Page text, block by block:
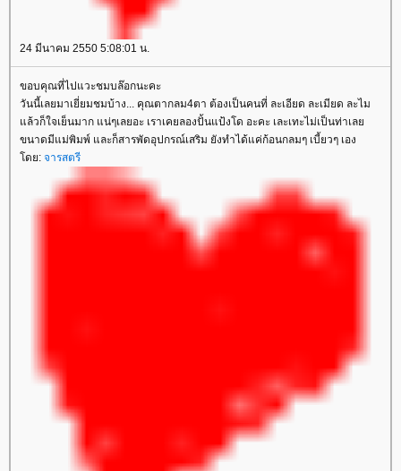
24 มีนาคม 2550 5:08:01 น.
ขอบคุณที่ไปแวะชมบล๊อกนะคะ
วันนี้เลยมาเยี่ยมชมบ้าง... คุณตากลม4ตา ต้องเป็นคนที่ ละเอียด ละเมียด ละไม
ล้วก็ใจเย็นมาก แน่ๆเลยอะ เราเคยลองปั้นแป้งโด อะคะ เละเทะไม่เป็นท่าเล
ขนาดมีแม่พิมพ์ และก็สารพัดอุปกรณ์เสริม ยังทำได้แค่ก้อนกลมๆ เบี้ยวๆ เอง
ดย: จารสตรี